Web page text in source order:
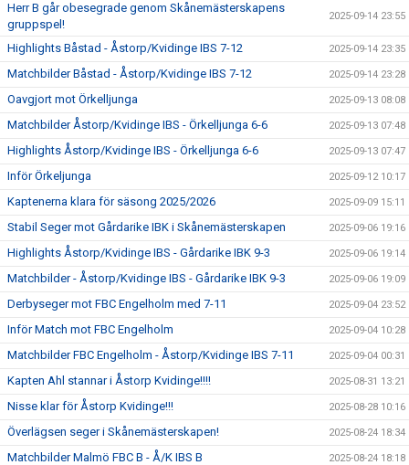
Herr B går obesegrade genom Skånemästerskapens
gruppspel!
2025-09-14 23:55
Highlights Båstad - Åstorp/Kvidinge IBS 7-12 2025-09-14 23:35
Matchbilder Båstad - Åstorp/Kvidinge IBS 7-12 2025-09-14 23:28
Oavgjort mot Örkelljunga 2025-09-13 08:08
Matchbilder Åstorp/Kvidinge IBS - Örkelljunga 6-6 2025-09-13 07:48
Highlights Åstorp/Kvidinge IBS - Örkelljunga 6-6 2025-09-13 07:47
Inför Örkeljunga 2025-09-12 10:17
Kaptenerna klara för säsong 2025/2026 2025-09-09 15:11
Stabil Seger mot Gårdarike IBK i Skånemästerskapen 2025-09-06 19:16
Highlights Åstorp/Kvidinge IBS - Gårdarike IBK 9-3 2025-09-06 19:14
Matchbilder - Åstorp/Kvidinge IBS - Gårdarike IBK 9-3 2025-09-06 19:09
Derbyseger mot FBC Engelholm med 7-11 2025-09-04 23:52
Inför Match mot FBC Engelholm 2025-09-04 10:28
Matchbilder FBC Engelholm - Åstorp/Kvidinge IBS 7-11 2025-09-04 00:31
Kapten Ahl stannar i Åstorp Kvidinge!!!! 2025-08-31 13:21
Nisse klar för Åstorp Kvidinge!!! 2025-08-28 10:16
Överlägsen seger i Skånemästerskapen! 2025-08-24 18:34
Matchbilder Malmö FBC B - Å/K IBS B 2025-08-24 18:18